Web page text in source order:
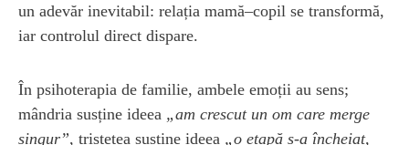
un adevăr inevitabil: relația mamă–copil se transformă,
iar controlul direct dispare.
În psihoterapia de familie, ambele emoții au sens;
mândria susține ideea „am crescut un om care merge
singur”, tristețea susține ideea „o etapă s-a încheiat,